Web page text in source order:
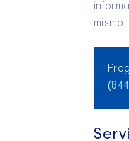
mismo!